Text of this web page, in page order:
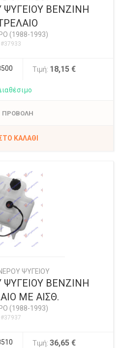
ΒΕΝΖΙΝΗ
(1988-1993)
#37933
Τιμή: 18,15 €
ΠΡΟΒΟΛΗ
ΚΑΛΆΘΙ
ΨΥΓΕΙΟΥ
ΒΕΝΖΙΝΗ
ΜΕ ΑΙΣΘ.
(1988-1993)
#37937
Τιμή: 36,65 €